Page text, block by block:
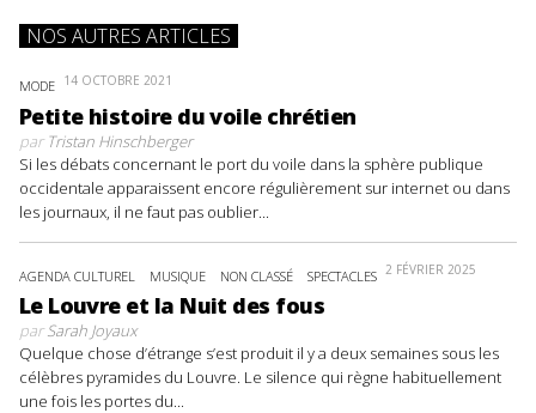
NOS AUTRES ARTICLES
MODE 14 OCTOBRE 2021
Petite histoire du voile chrétien
parTristan Hinschberger
Si les débats concernant le port du voile dans la sphère publique
occidentale apparaissent encore régulièrement sur internet ou dans
les journaux, il ne faut pas oublier...
AGENDA CULTUREL MUSIQUE NON CLASSÉ SPECTACLES 2 FÉVRIER 2025
Le Louvre et la Nuit des fous
parSarah Joyaux
Quelque chose d’étrange s’est produit il y a deux semaines sous les
célèbres pyramides du Louvre. Le silence qui règne habituellement
une fois les portes du...